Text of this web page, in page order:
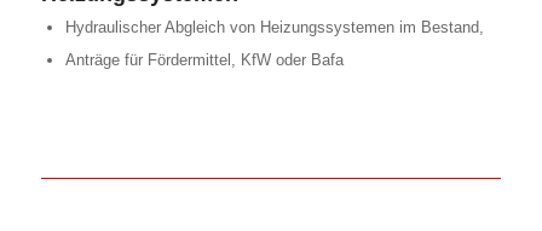
Hydraulischer Abgleich von Heizungssystemen im Bestand,
Anträge für Fördermittel, KfW oder Bafa